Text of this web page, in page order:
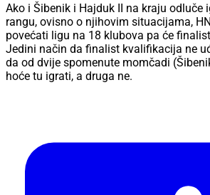
Ako i Šibenik i Hajduk II na kraju odluče
rangu, ovisno o njihovim situacijama,
povećati ligu na 18 klubova pa će
Jedini način da finalist kvalifikacija ne
da od dvije spomenute momčadi
hoće tu igrati, a druga ne.